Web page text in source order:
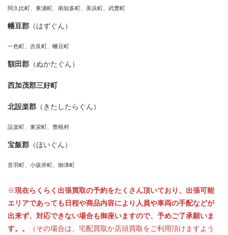
阿久比町、東浦町、南知多町、美浜町、武豊町
幡豆郡 （はずぐん）
一色町、吉良町、幡豆町
額田郡 （ぬかたぐん）
西加茂郡三好町
北設楽郡 （きたしたらぐん）
設楽町、東栄町、豊根村
宝飯郡 （ほいぐん）
音羽町、小坂井町、御津町
※現在らくらく出張買取の予約をたくさん頂いており、出張可能
エリアであっても日程や商品内容により人員や車両の手配などが
出来ず、対応できない場合も御座いますので、予めご了承願いま
す。。
（その場合は、宅配買取か店頭買取をご利用頂けますよう